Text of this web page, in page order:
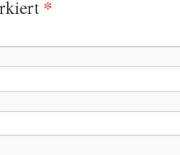
*